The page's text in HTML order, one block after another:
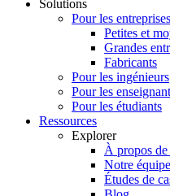
Solutions
Pour les entreprises
Petites et
Grandes
Fabricants
Pour les ingénieurs
Pour les
Pour les étudiants
Ressources
Explorer
À propos de
Notre équipe
Études de